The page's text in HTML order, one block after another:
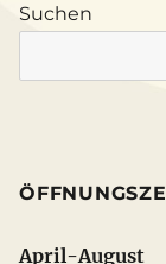
Suchen
April-August